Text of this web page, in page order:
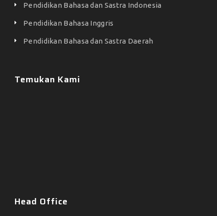
Pendidikan Bahasa dan Sastra Indonesia
Pendidikan Bahasa Inggris
Pendidikan Bahasa dan Sastra Daerah
Temukan Kami
Head Office